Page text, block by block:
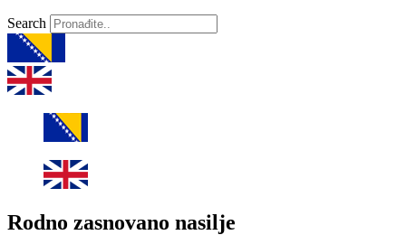
Search
Rodno zasnovano nasilje